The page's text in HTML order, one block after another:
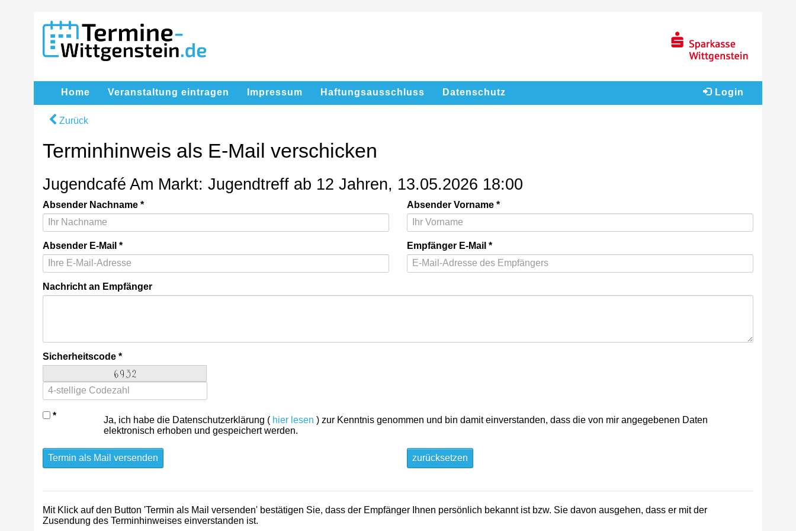
Home Veranstaltung eintragen Impressum Haftungsausschluss Datenschutz Login
Zurück
Terminhinweis als E-Mail verschicken
Jugendcafé Am Markt: Jugendtreff ab 12 Jahren, 13.05.2026 18:00
Absender Nachname Absender Vorname
Absender E-Mail Empfänger E-Mail
Nachricht an Empfänger
Sicherheitscode
Ja, ich habe die Datenschutzerklärung ( hier lesen ) zur Kenntnis genommen und bin damit einverstanden, dass die von mir angegebenen Daten
elektronisch erhoben und gespeichert werden.
Termin als Mail versenden zurücksetzen
Mit Klick auf den Button 'Termin als Mail versenden' bestätigen Sie, dass der Empfänger Ihnen persönlich bekannt ist bzw. Sie davon ausgehen, dass er mit der
Zusendung des Terminhinweises einverstanden ist.